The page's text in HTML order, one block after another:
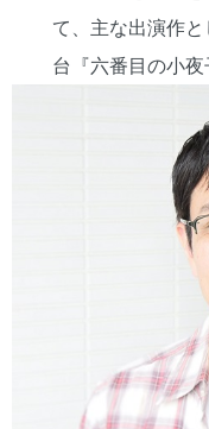
て、主な出演作
台『六番目の小夜